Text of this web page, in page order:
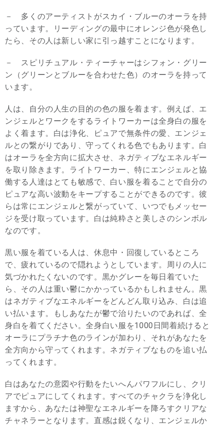
－ 多くのアーティストがスカイ・ブルーのオーラを持
っています。リーディングの最中にオレンジ色が発色し
たら、その人は新しい家に引っ越すことになります。
－ スピリチュアル・ティーチャーはシフォン・グリー
ン（グリーンとブルーを合わせた色）のオーラを持って
います。
人は、自分の人生の目的の色の服を着ます。例えば、エ
ンジェルとワークをするライトワーカーは全身白の服を
よく着ます。白は浄化、ピュアで無条件の愛、エンジェ
ルとの繋がりであり、守ってくれる色でもあります。白
はオーラを全方向に拡大させ、ネガティブなエネルギー
を取り除きます。ライトワーカー、特にエンジェルと協
働する人達はとても敏感で、白い服を着ることで自分の
ピュアな高い波動をキープすることができるのです。彼
らは常にエンジェルと繋がっていて、いつでもメッセー
ジを受け取っています。白は純粋さと美しさのシンボル
なのです。
黒い服を着ている人は、休息中・回復しているところ
で、疲れているので隠れようとしています。周りの人に
気づかれたくないのです。黒かグレーを毎日着ていた
ら、その人は重い鬱にかかっているかもしれません。黒
はネガティブなエネルギーをどんどん取り込み、白は追
い払います。もしあなたが鬱で治りたいのであれば、全
身白を着てください。全身白い服を1000日間着続けると
オーラにプラチナ色のラインが加わり、それがあなたを
全方向から守ってくれます。ネガティブなものを追い払
ってくれます。
白はあなたの意図や行動をたいへんパワフルにし、クリ
アでピュアにしてくれます。すべてのチャクラを浄化し
ますから、あなたは神聖なエネルギーを降ろすクリアな
チャネラーとなります。直感は鋭くなり、エンジェルか